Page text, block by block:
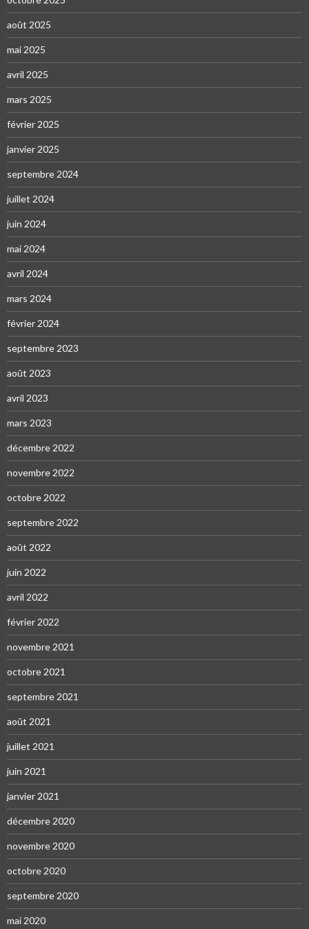
août 2025
mai 2025
avril 2025
mars 2025
février 2025
janvier 2025
septembre 2024
juillet 2024
juin 2024
mai 2024
avril 2024
mars 2024
février 2024
septembre 2023
août 2023
avril 2023
mars 2023
décembre 2022
novembre 2022
octobre 2022
septembre 2022
août 2022
juin 2022
avril 2022
février 2022
novembre 2021
octobre 2021
septembre 2021
août 2021
juillet 2021
juin 2021
janvier 2021
décembre 2020
novembre 2020
octobre 2020
septembre 2020
mai 2020